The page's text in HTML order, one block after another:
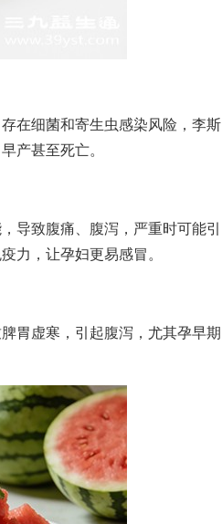
在细菌和寄生虫感染风险，李斯
产甚至死亡。
致腹痛、腹泻，严重时可能引
力，让孕妇更易感冒。
虚寒，引起腹泻，尤其孕早期